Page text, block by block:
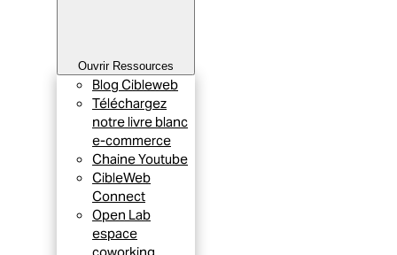
Ouvrir Ressources
Blog Cibleweb
Téléchargez
notre livre blanc
e-commerce
Chaine Youtube
CibleWeb
Connect
Open Lab
espace